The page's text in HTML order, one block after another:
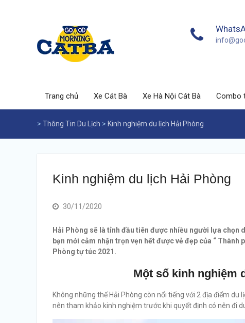
Trang chủ Xe Cát Bà Xe Hà Nội Cát Bà Combo
> Thông Tin Du Lịch > Kinh nghiệm du lịch Hải Phòng
Kinh nghiệm du lịch Hải Phòng
30/11/2020
Hải Phòng sẽ là tỉnh đầu tiên được nhiều người lựa chọn
bạn mới cảm nhận trọn vẹn hết được vẻ đẹp của “
Phòng tự túc 2021.
Một số kinh nghiệm
Không những thế Hải Phòng còn nổi tiếng với 2 địa điểm du
nên tham khảo kinh nghiệm trước khi quyết định có nên đi